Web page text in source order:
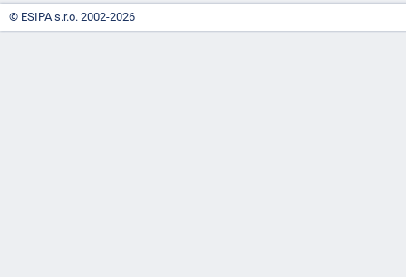
© ESIPA s.r.o. 2002-2026